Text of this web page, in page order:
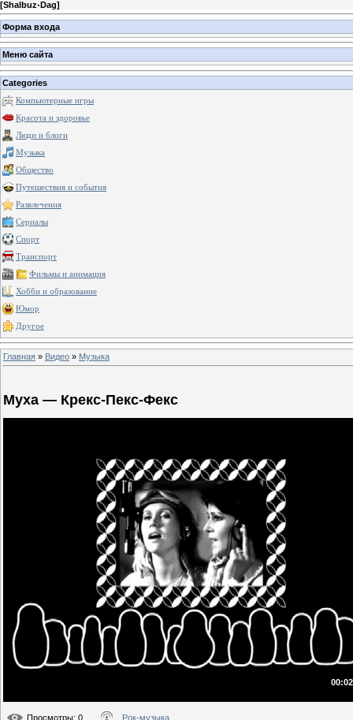
[Shalbuz-Dag]
Форма входа
Меню сайта
Categories
Компьютерные игры
Красота и здоровье
Люди и блоги
Музыка
Общество
Путешествия и события
Развлечения
Сериалы
Спорт
Транспорт
Фильмы и анимация
Хобби и образование
Юмор
Другое
Главная » Видео » Музыка
Муха — Крекс-Пекс-Фекс
Просмотры: 0 Рок-музыка